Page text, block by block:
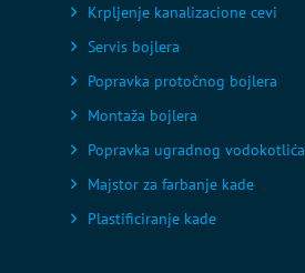
Krpljenje kanalizacione cevi
Servis bojlera
Popravka protočnog bojlera
Montaža bojlera
Popravka ugradnog vodokotlića
Majstor za farbanje kade
Plastificiranje kade